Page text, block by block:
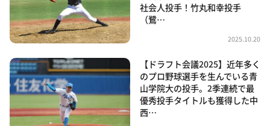
社会人投手！竹丸和幸投手
（鷺…
2025.10.20
【ドラフト会議2025】近年多く
のプロ野球選手を生んでいる青
山学院大の投手。2季連続で最
優秀投手タイトルも獲得した中
西…